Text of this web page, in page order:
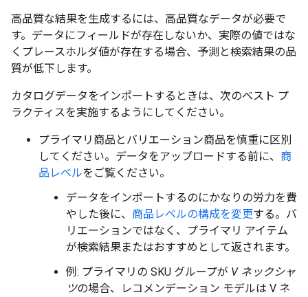
高品質な結果を生成するには、高品質なデータが必要で
す。データにフィールドが存在しないか、実際の値ではな
くプレースホルダ値が存在する場合、予測と検索結果の品
質が低下します。
カタログデータをインポートするときは、次のベスト プ
ラクティスを実施するようにしてください。
プライマリ商品とバリエーション商品を慎重に区別
してください。データをアップロードする前に、 商
品レベルをご覧ください。
データをインポートするのにかなりの労力を費
やした後に、 商品レベルの構成を変更する。バ
リエーションではなく、プライマリ アイテム
が検索結果またはおすすめとして返されます。
例: プライマリの SKU グループが V ネックシャ
ツの場合、レコメンデーション モデルは V ネ